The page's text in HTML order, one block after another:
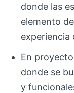
donde las
elemento
experiencia
En
donde se
y